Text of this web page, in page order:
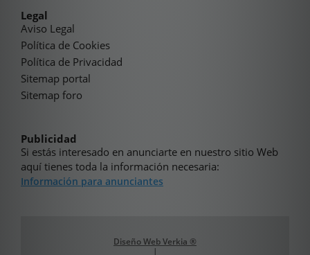
Legal
Aviso Legal
Política de Cookies
Política de Privacidad
Sitemap portal
Sitemap foro
Publicidad
Si estás interesado en anunciarte en nuestro sitio Web
aquí tienes toda la información necesaria:
Información para anunciantes
Diseño Web Verkia ®
|